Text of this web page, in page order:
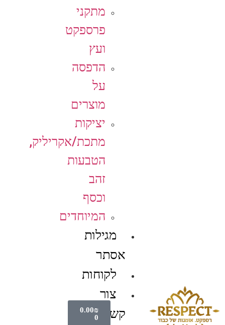
מתקני
פרספקט
ועץ
הדפסה
על
מוצרים
יציקות
מתכת/אקריליק,
הטבעות
זהב
וכסף
המיוחדים
מגילות
אסתר
לקוחות
צור
קשר
0.00₪
0